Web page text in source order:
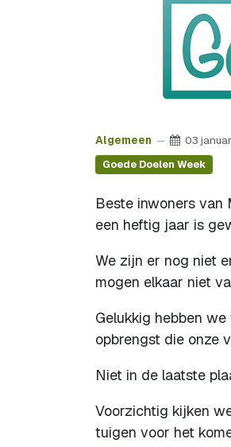
Algemeen 03
Goede Doelen Week
Beste inwoners
een heftig jaar is
We zijn er nog niet
mogen elkaar niet
Gelukkig hebben
opbrengst die onze
Niet in de laatste
Voorzichtig kijken
tuigen voor het